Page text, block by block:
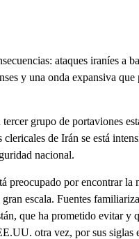
ataques iraníes a
y una onda expansiva
grupo de portaviones
de Irán se está
nacional.
preocupado por encontrar la
escala. Fuentes
que ha prometido evitar y
otra vez, por sus siglas